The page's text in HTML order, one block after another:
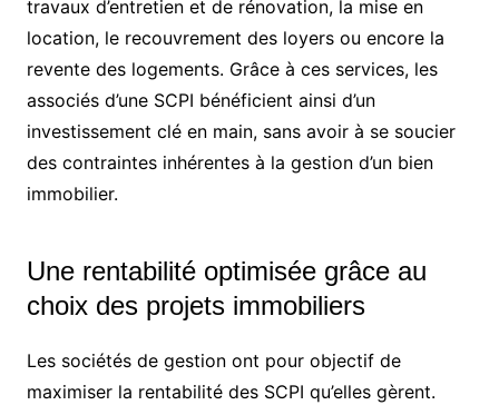
travaux d’entretien et de rénovation, la mise en
location, le recouvrement des loyers ou encore la
revente des logements. Grâce à ces services, les
associés d’une SCPI bénéficient ainsi d’un
investissement clé en main, sans avoir à se soucier
des contraintes inhérentes à la gestion d’un bien
immobilier.
Une rentabilité optimisée grâce au
choix des projets immobiliers
Les sociétés de gestion ont pour objectif de
maximiser la rentabilité des SCPI qu’elles gèrent.